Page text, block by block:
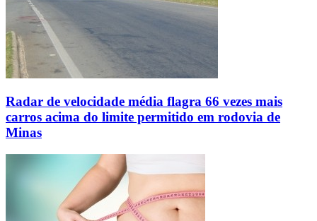
Radar de velocidade média flagra 66 vezes mais
carros acima do limite permitido em rodovia de
Minas